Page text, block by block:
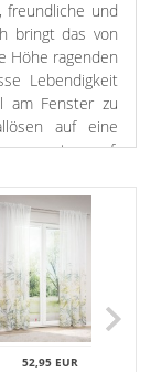
freundliche und
bringt das von
Höhe ragenden
Lebendigkeit
am Fenster zu
auf eine
auf.
bei 30 Grad
aufgestickt und
Flair
und
Strohhockern
52,95 EUR